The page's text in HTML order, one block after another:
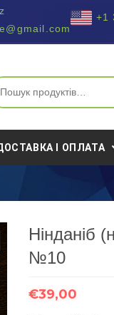
+1
І ОПЛАТА
Нінданіб
№10
€39,00